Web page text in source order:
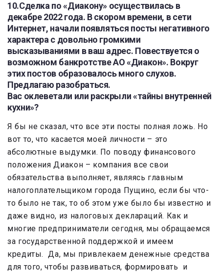
10.Сделка по «Диакону» осуществилась в
декабре 2022 года. В скором времени, в сети
Интернет, начали появляться посты негативного
характера с довольно громкими
высказываниями в ваш адрес. Повествуется о
возможном банкротстве АО «Диакон». Вокруг
этих постов образовалось много слухов.
Предлагаю разобраться.
Вас оклеветали или раскрыли «тайны внутренней
кухни»?
Я бы не сказал, что все эти посты полная ложь. Но
вот то, что касается моей личности – это
абсолютные выдумки. По поводу финансового
положения Диакон – компания все свои
обязательства выполняет, являясь главным
налогоплательщиком города Пущино, если бы что-
то было не так, то об этом уже было бы известно и
даже видно, из налоговых деклараций. Как и
многие предприниматели сегодня, мы обращаемся
за государственной поддержкой и имеем
кредиты. Да, мы привлекаем денежные средства
для того, чтобы развиваться, формировать и